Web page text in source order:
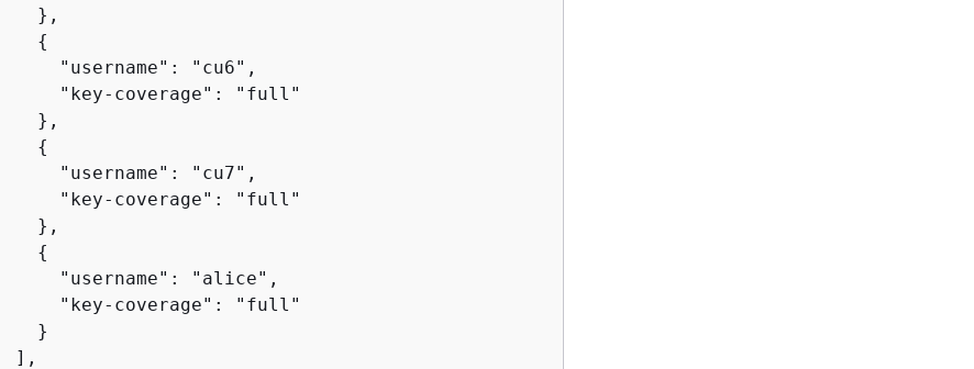
},
{
"username": "cu6",
"key-coverage": "full"
},
{
"username": "cu7",
"key-coverage": "full"
},
{
"username": "alice",
"key-coverage": "full"
}
],